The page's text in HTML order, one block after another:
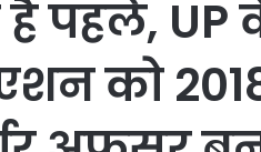
पहले, UP
को